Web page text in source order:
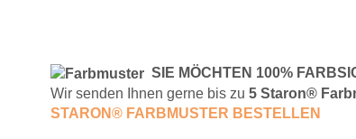
S IE MÖCHTEN 100%
Wir senden Ihnen gerne bis zu 5 Staron®
STARON® FARBMUSTE R BESTELLEN